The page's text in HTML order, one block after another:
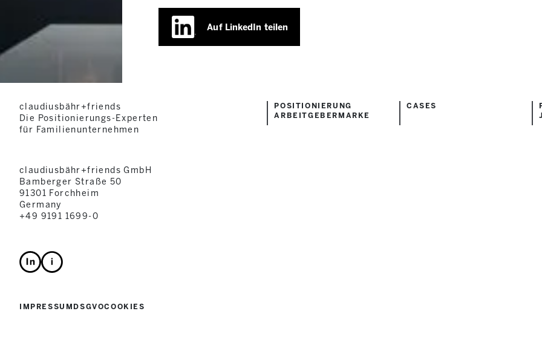
Auf LinkedIn teilen
claudiusbähr+friends
Die Positionierungs-Experten
für Familienunternehmen
claudiusbähr+friends GmbH
Bamberger Straße 50
91301 Forchheim
Germany
+49 9191 1699-0
IMPRESSUM DSGVOCOOKIES
POSITIONIERUNG
ARBEITGEBERMARKE
CASES